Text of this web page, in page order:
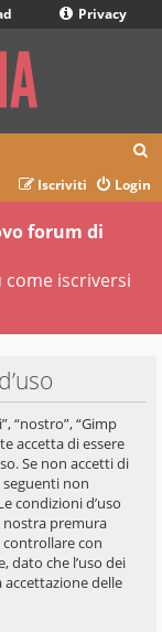
Privacy
r
Login
Iscriviti
forum di
iscriversi
“nostro”, “Gimp
accetta di essere
Se non accetti di
non
condizioni d’uso
nostra premura
con
dato che l’uso dei
accettazione delle